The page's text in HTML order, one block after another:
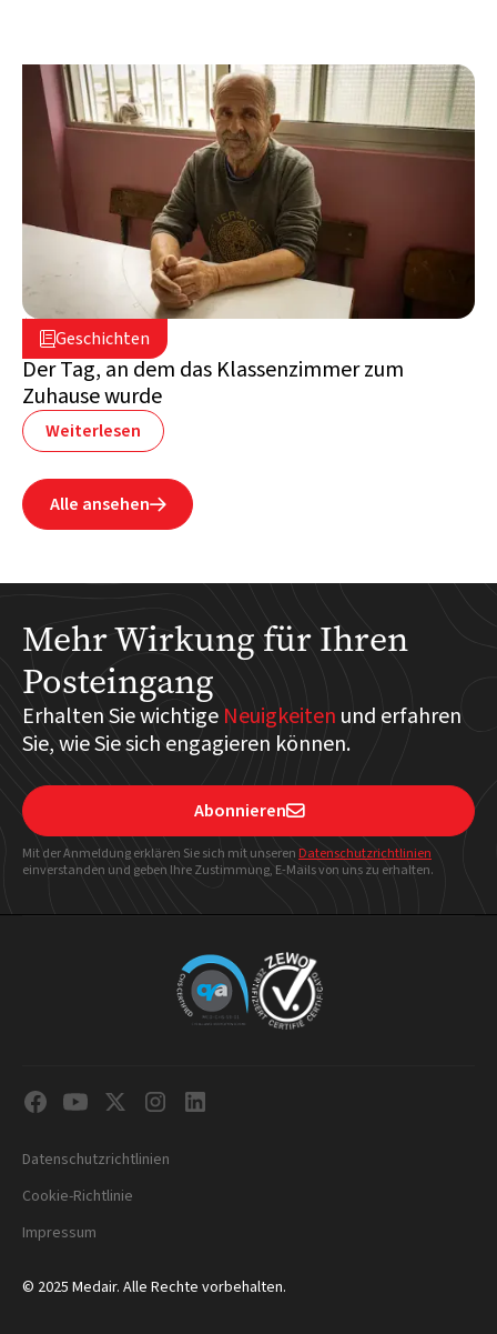
Geschichten
2. Juli 2026
Libanon
Der Tag, an dem das Klassenzimmer zum
Zuhause wurde
Weiterlesen
Alle ansehen
Mehr Wirkung für Ihren
Posteingang
Erhalten Sie wichtige Neuigkeiten und erfahren
Sie, wie Sie sich engagieren können.
Abonnieren
Mit der Anmeldung erklären Sie sich mit unseren Datenschutzrichtlinien
einverstanden und geben Ihre Zustimmung, E-Mails von uns zu erhalten.
© 2025 Medair. Alle Rechte vorbehalten.
Datenschutzrichtlinien
Cookie-Richtlinie
Impressum